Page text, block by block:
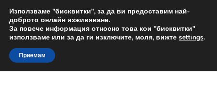
ДОСТАВКА от 12 лв.
Доставка по целия свят
Skip
to
navigation
Skip
to
content
Използваме "бисквитки", за да ви предоставим най-
доброто онлайн изживяване.
За повече информация относно това кои "бисквитки"
използваме или за да ги изключите, моля, вижте settings.
Приемам